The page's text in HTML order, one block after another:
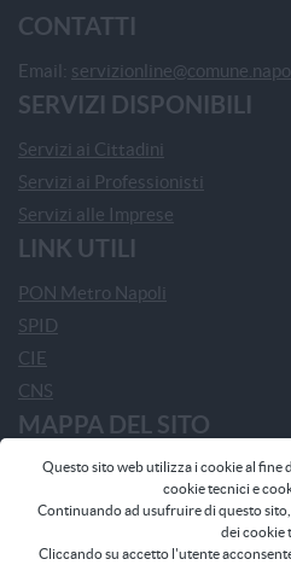
Questo sito web utilizza i cookie al
cookie tecnici e
Continuando ad usufruire di questo
dei cookie
Cliccando su accetto l'utente
CONTATTI
Email:
SERVIZI DISPONIBILI
Servizi ai Cittadini
Servizi ai Professionisti
Servizi alle Imprese
LINK UTILI
PON Metro Napoli
SPID
CIE
CNS
MAPPA DEL SITO
Home
Home - Comune di Napoli
Frequently Asked Questions